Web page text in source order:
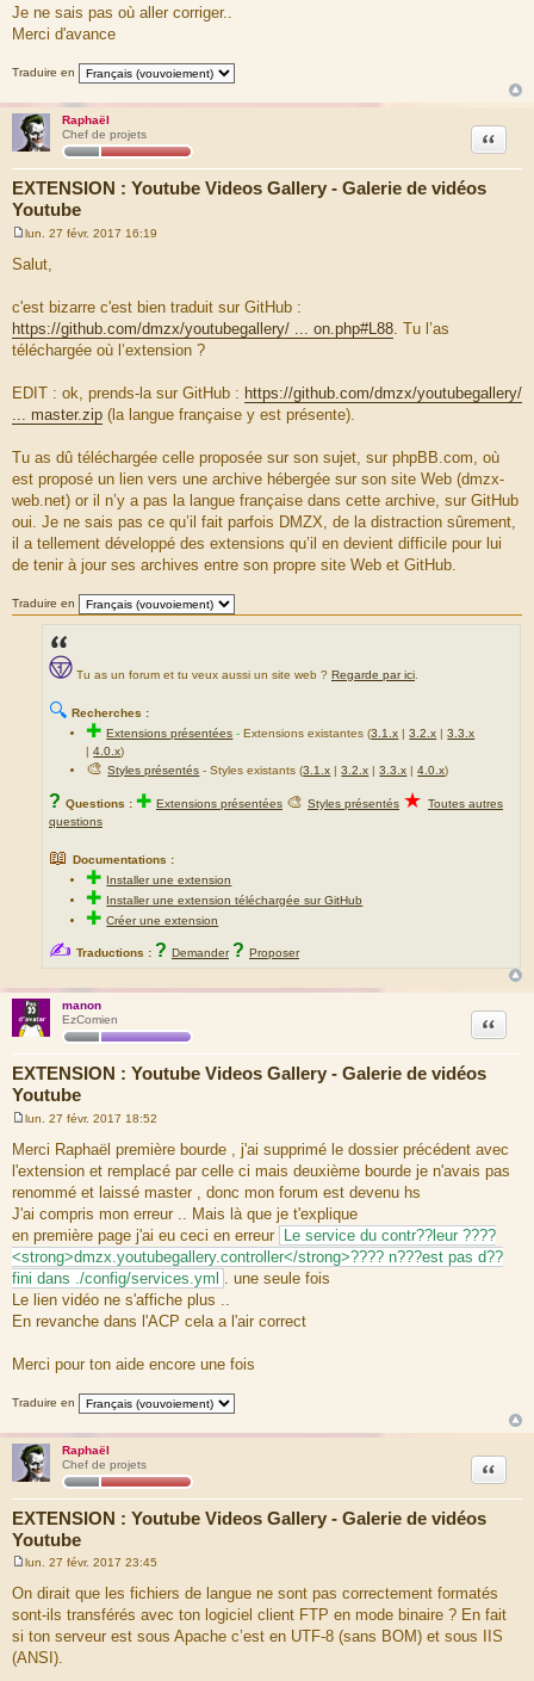
Je ne sais pas où aller corriger..
Merci d'avance
Traduire en
Raphaël
Chef de projets
EXTENSION : Youtube Videos Gallery - Galerie de vidéos
Youtube
Citation
e
s
g
e
lun. 27 févr. 2017 16:19
Salut,
c'est bizarre c'est bien traduit sur GitHub :
https://github.com/dmzx/youtubegallery/ ... on.php#L88 . Tu l’as
téléchargée où l’extension ?
EDIT : ok, prends-la sur GitHub : https://github.com/dmzx/youtubegallery/
... master.zip (la langue française y est présente).
Tu as dû téléchargée celle proposée sur son sujet, sur phpBB.com, où
est proposé un lien vers une archive hébergée sur son site Web (dmzx-
web.net) or il n’y a pas la langue française dans cette archive, sur GitHub
oui. Je ne sais pas ce qu’il fait parfois DMZX, de la distraction sûrement,
il a tellement développé des extensions qu’il en devient difficile pour lui
de tenir à jour ses archives entre son propre site Web et GitHub.
Traduire en
Tu as un forum et tu veux aussi un site web ? Regarde par ici.
🔍 Recherches :
✚Extensions présentées - Extensions existantes (3.1.x |3.2.x |3.3.x
|4.0.x)
🎨Styles présentés - Styles existants (3.1.x |3.2.x |3.3.x |4.0.x)
? Questions : ✚ Extensions présentées 🎨 Styles présentés ★ Toutes autres
questions
📖 Documentations :
✚ Installer une extension
✚ Installer une extension téléchargée sur GitHub
✚Créer une extension
✍ Traductions : ? Demander ? Proposer
manon
EzComien
EXTENSION : Youtube Videos Gallery - Galerie de vidéos
Youtube
Citation
s
s
g
e
lun. 27 févr. 2017 18:52
Merci Raphaël première bourde , j'ai supprimé le dossier précédent avec
l'extension et remplacé par celle ci mais deuxième bourde je n'avais pas
renommé et laissé master , donc mon forum est devenu hs
J'ai compris mon erreur .. Mais là que je t'explique
en première page j'ai eu ceci en erreur
Le service du contr??leur ????
<strong>dmzx.youtubegallery.controller</strong>???? n???est pas d??
fini dans ./config/services.yml
. une seule fois
Le lien vidéo ne s'affiche plus ..
En revanche dans l'ACP cela a l'air correct
Merci pour ton aide encore une fois
Traduire en
Raphaël
Chef de projets
EXTENSION : Youtube Videos Gallery - Galerie de vidéos
Youtube
Citation
e
s
s
a
g
e
lun. 27 févr. 2017 23:45
On dirait que les fichiers de langue ne sont pas correctement formatés
sont-ils transférés avec ton logiciel client FTP en mode binaire ? En fait
si ton serveur est sous Apache c’est en UTF-8 (sans BOM) et sous IIS
(ANSI).